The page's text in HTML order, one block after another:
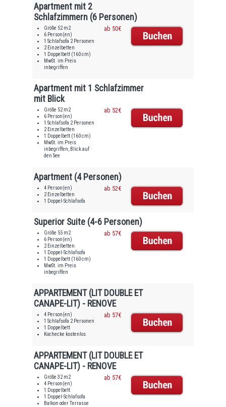
Apartment mit 2
Schlafzimmern (6 Personen)
Größe 52 m2
6 Person(en)
1 Schlafsofa 2 Personen
2 Einzelbetten
1 Doppelbett (160 cm)
MwSt. im Preis
inbegriffen
ab 50€
Apartment mit 1 Schlafzimmer
mit Blick
Größe 52 m2
6 Person(en)
1 Schlafsofa 2 Personen
2 Einzelbetten
1 Doppelbett (160 cm)
MwSt. im Preis
inbegriffen, Blick auf
den See
ab 52€
Apartment (4 Personen)
4 Person(en)
2 Einzelbetten
1 Doppel-Schlafsofa
ab 52€
Superior Suite (4-6 Personen)
Größe 55 m2
6 Person(en)
2 Einzelbetten
1 Doppel-Schlafsofa
1 Doppelbett (160 cm)
MwSt. im Preis
inbegriffen
ab 57€
APPARTEMENT (LIT DOUBLE ET
CANAPE-LIT) - RENOVE
4 Person(en)
1 Schlafsofa 2 Personen
1 Doppelbett
Kochecke kostenlos
ab 57€
APPARTEMENT (LIT DOUBLE ET
CANAPE-LIT) - RENOVE
Größe 32 m2
4 Person(en)
1 Doppelbett
1 Doppel-Schlafsofa
Balkon oder Terrasse
ab 57€